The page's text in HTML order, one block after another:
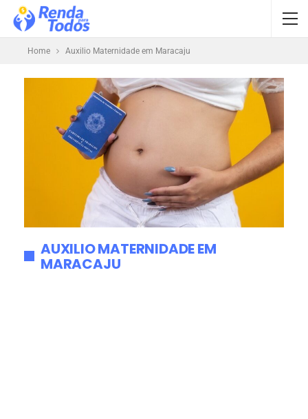
Home Auxilio Maternidade em Maracaju
AUXILIO MATERNIDADE EM
MARACAJU